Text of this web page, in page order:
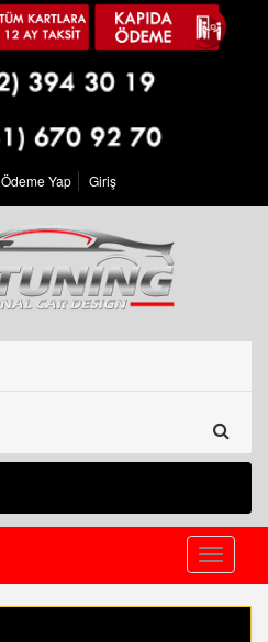
Ödeme Yap Giriş
Toggle